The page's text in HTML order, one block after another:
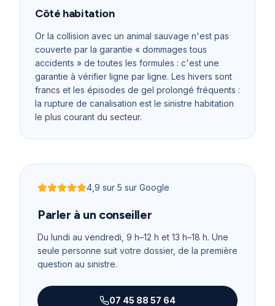
Côté habitation
Or la collision avec un animal sauvage n'est pas
couverte par la garantie « dommages tous
accidents » de toutes les formules : c'est une
garantie à vérifier ligne par ligne. Les hivers sont
francs et les épisodes de gel prolongé fréquents :
la rupture de canalisation est le sinistre habitation
le plus courant du secteur.
Noté4,9 sur 5
4,9 sur 5 sur Google
Parler à un conseiller
Du lundi au vendredi, 9 h–12 h et 13 h–18 h. Une
seule personne suit votre dossier, de la première
question au sinistre.
07 45 88 57 64